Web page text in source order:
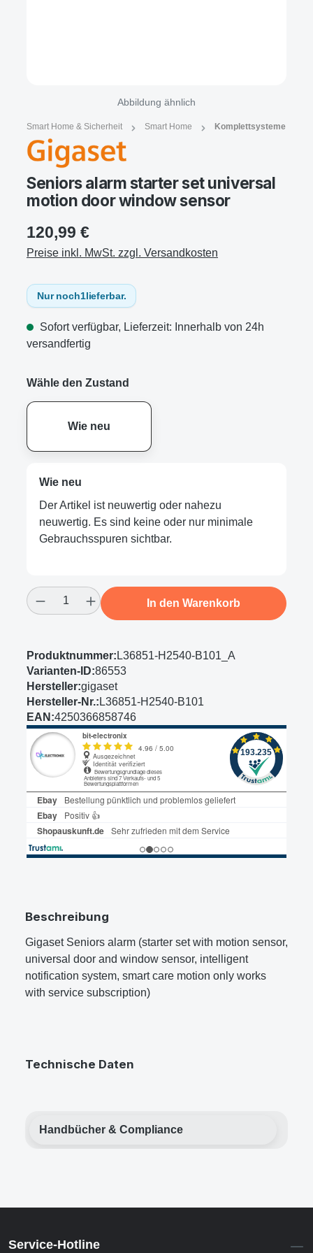
Abbildung ähnlich
Smart Home & Sicherheit Smart Home Komplettsysteme
Seniors alarm starter set universal
motion door window sensor
120,99 €
Preise inkl. MwSt. zzgl. Versandkosten
Nur noch1lieferbar.
Sofort verfügbar, Lieferzeit: Innerhalb von 24h
versandfertig
Wähle den Zustand
Wie neu
Wie neu
Der Artikel ist neuwertig oder nahezu
neuwertig. Es sind keine oder nur minimale
Gebrauchsspuren sichtbar.
Produkt Anzahl: Gib den gewünschten
In den Warenkorb
Produktnummer: L36851-H2540-B101_A
Varianten-ID:86553
Hersteller:gigaset
Hersteller-Nr.: L36851-H2540-B101
EAN:4250366858746
Beschreibung
Gigaset Seniors alarm (starter set with motion sensor,
universal door and window sensor, intelligent
notification system, smart care motion only works
with service subscription)
Technische Daten
Handbücher & Compliance
Service-Hotline